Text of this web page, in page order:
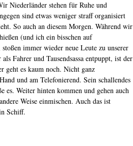
Niederländer stehen für Ruhe und
sind etwas weniger straff organisiert
So auch an diesem Morgen. Während wir
(und ich ein bisschen auf
immer wieder neue Leute zu unserer
Fahrer und Tausendsassa entpuppt, ist der
geht es kaum noch. Nicht ganz
und am Telefonierend. Sein schallendes
es. Weiter hinten kommen und gehen auch
Weise einmischen. Auch das ist
Schiff.